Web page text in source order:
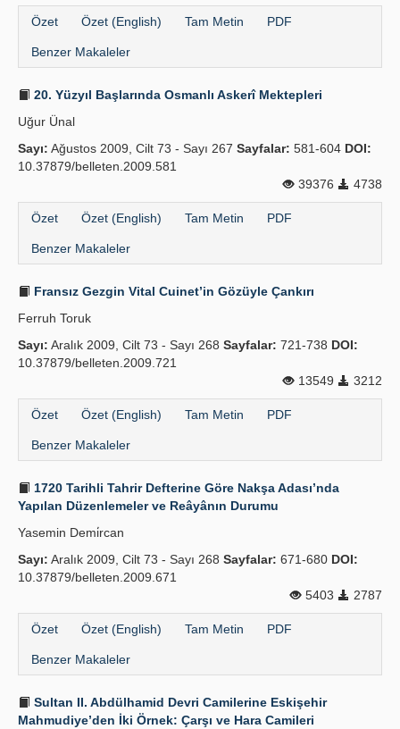
Özet Özet (English) Tam Metin PDF
Benzer Makaleler
20. Yüzyıl Başlarında Osmanlı Askerî Mektepleri
Uğur Ünal
Sayı: Ağustos 2009, Cilt 73 - Sayı 267 Sayfalar: 581-604 DOI:
10.37879/belleten.2009.581
39376
4738
Özet Özet (English) Tam Metin PDF
Benzer Makaleler
Fransız Gezgin Vital Cuinet’in Gözüyle Çankırı
Ferruh Toruk
Sayı: Aralık 2009, Cilt 73 - Sayı 268 Sayfalar: 721-738 DOI:
10.37879/belleten.2009.721
13549
3212
Özet Özet (English) Tam Metin PDF
Benzer Makaleler
1720 Tarihli Tahrir Defterine Göre Nakşa Adası’nda
Yapılan Düzenlemeler ve Reâyânın Durumu
Yasemin Demi̇rcan
Sayı: Aralık 2009, Cilt 73 - Sayı 268 Sayfalar: 671-680 DOI:
10.37879/belleten.2009.671
5403
2787
Özet Özet (English) Tam Metin PDF
Benzer Makaleler
Sultan II. Abdülhamid Devri Camilerine Eskişehir
Mahmudiye’den İki Örnek: Çarşı ve Hara Camileri